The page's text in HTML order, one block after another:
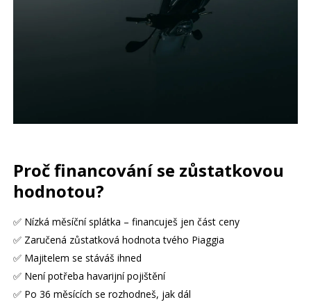
Proč financování se zůstatkovou
hodnotou?
✅ Nízká měsíční splátka – financuješ jen část ceny
✅ Zaručená zůstatková hodnota tvého Piaggia
✅ Majitelem se stáváš ihned
✅ Není potřeba havarijní pojištění
✅ Po 36 měsících se rozhodneš, jak dál